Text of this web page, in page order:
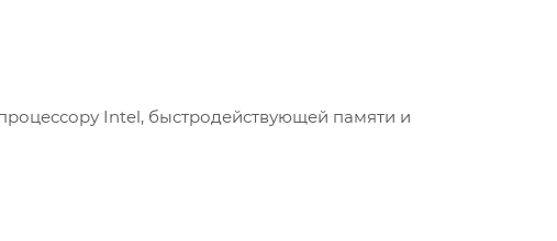
Intel, быстродействующей памяти и